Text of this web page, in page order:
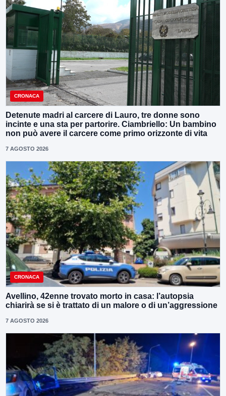
CRONACA
Detenute madri al carcere di Lauro, tre donne sono
incinte e una sta per partorire. Ciambriello: Un bambino
non può avere il carcere come primo orizzonte di vita
7 AGOSTO 2026
CRONACA
Avellino, 42enne trovato morto in casa: l’autopsia
chiarirà se si è trattato di un malore o di un’aggressione
7 AGOSTO 2026